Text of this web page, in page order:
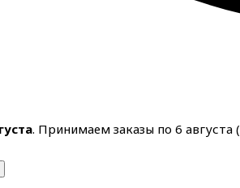
. Принимаем заказы по 6 августа (